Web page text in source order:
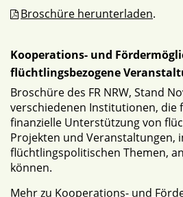
Broschüre herunterladen.
Kooperations- und
flüchtlingsbezogene
Broschüre des FR NRW, Stand
verschiedenen Institutionen, die
finanzielle Unterstützung von
Projekten und Veranstaltungen,
flüchtlingspolitischen Themen,
können.
Mehr zu Kooperations- und